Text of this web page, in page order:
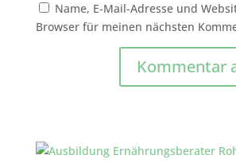
Name, E-Mail-Adresse und
Browser für meinen nächsten